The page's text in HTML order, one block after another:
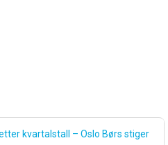
kvartalstall – Oslo Børs stiger